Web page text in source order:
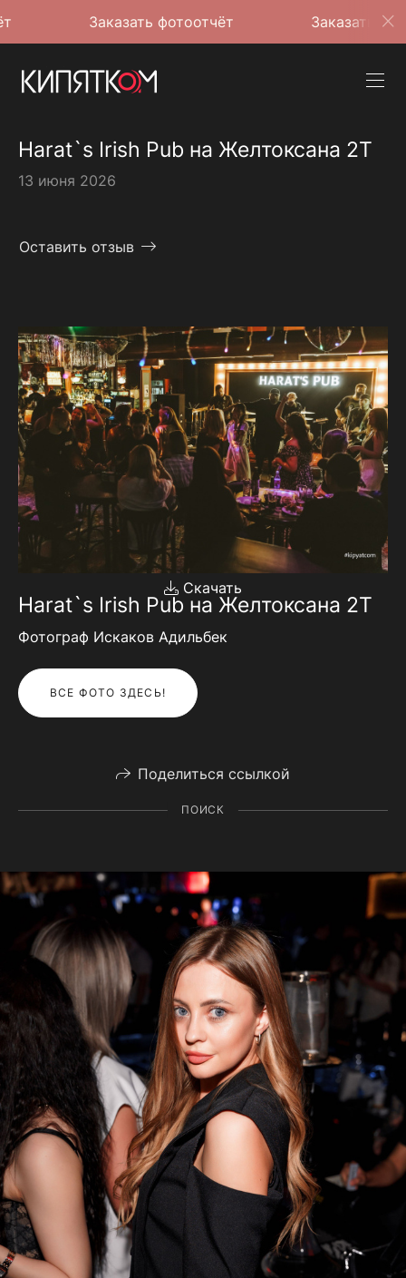
Заказать фотоотчёт Заказать фотоотчёт
Harat`s Irish Pub на Желтоксана 2Т
13 июня 2026
Оставить отзыв
Скачать
Harat`s Irish Pub на Желтоксана 2Т
Фотограф Искаков Адильбек
ВСЕ ФОТО ЗДЕСЬ!
Поделиться ссылкой
ПОИСК